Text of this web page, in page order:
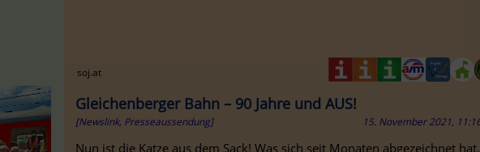
soj.at
Gleichenberger Bahn – 90 Jahre und AUS!
[Newslink, Presseaussendung] 15. November 2021,
Nun ist die Katze aus dem Sack! Was sich seit Monaten abgezeichnet